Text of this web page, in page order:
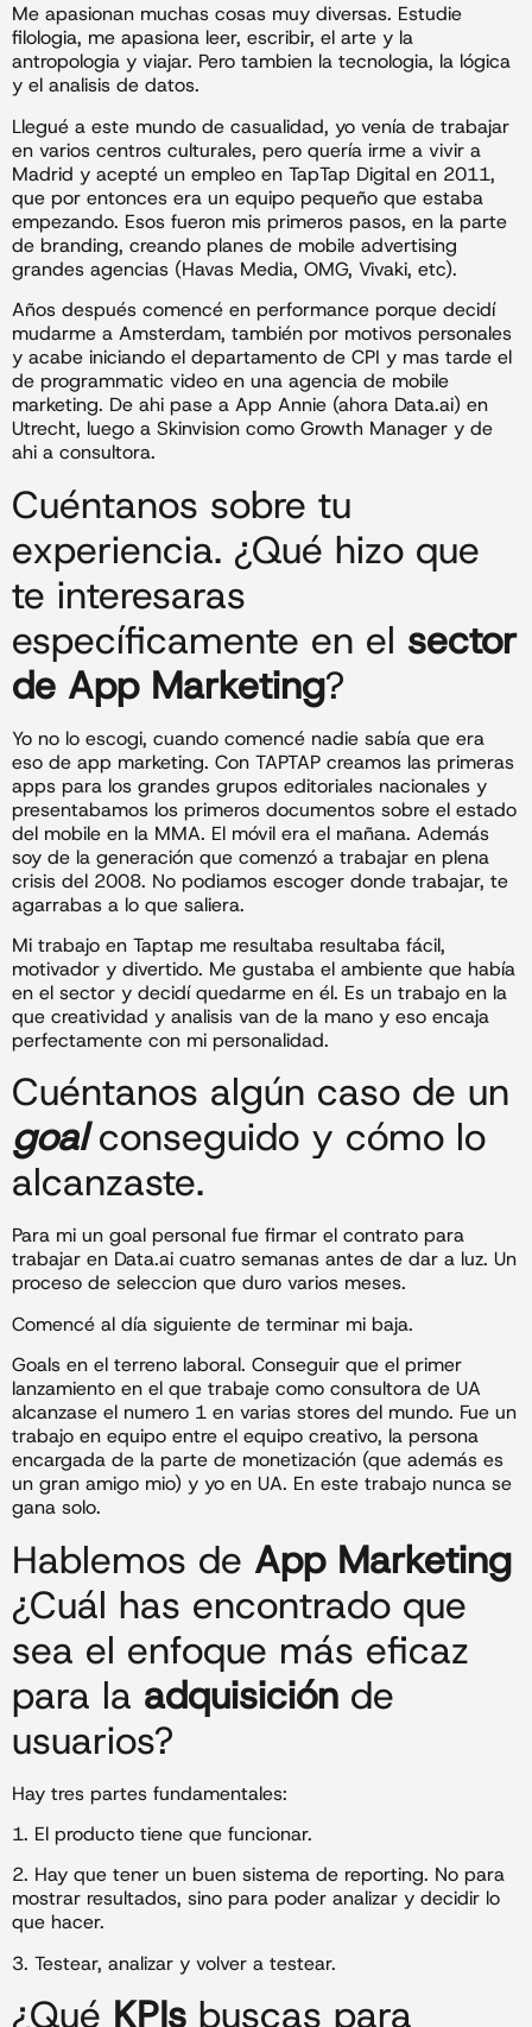
Me apasionan muchas cosas muy diversas. Estudie
filologia, me apasiona leer, escribir, el arte y la
antropologia y viajar. Pero tambien la tecnologia, la lógica
y el analisis de datos.
Llegué a este mundo de casualidad, yo venía de trabajar
en varios centros culturales, pero quería irme a vivir a
Madrid y acepté un empleo en TapTap Digital en 2011,
que por entonces era un equipo pequeño que estaba
empezando. Esos fueron mis primeros pasos, en la parte
de branding, creando planes de mobile advertising
grandes agencias (Havas Media, OMG, Vivaki, etc).
Años después comencé en performance porque decidí
mudarme a Amsterdam, también por motivos personales
y acabe iniciando el departamento de CPI y mas tarde el
de programmatic video en una agencia de mobile
marketing. De ahi pase a App Annie (ahora Data.ai) en
Utrecht, luego a Skinvision como Growth Manager y de
ahi a consultora.
Cuéntanos sobre tu
experiencia. ¿Qué hizo que
te interesaras
específicamente en el sector
de App Marketing?
Yo no lo escogi, cuando comencé nadie sabía que era
eso de app marketing. Con TAPTAP creamos las primeras
apps para los grandes grupos editoriales nacionales y
presentabamos los primeros documentos sobre el estado
del mobile en la MMA. El móvil era el mañana. Además
soy de la generación que comenzó a trabajar en plena
crisis del 2008. No podiamos escoger donde trabajar, te
agarrabas a lo que saliera.
Mi trabajo en Taptap me resultaba resultaba fácil,
motivador y divertido. Me gustaba el ambiente que había
en el sector y decidí quedarme en él. Es un trabajo en la
que creatividad y analisis van de la mano y eso encaja
perfectamente con mi personalidad.
Cuéntanos algún caso de un
goalconseguido y cómo lo
alcanzaste.
Para mi un goal personal fue firmar el contrato para
trabajar en Data.ai cuatro semanas antes de dar a luz. Un
proceso de seleccion que duro varios meses.
Comencé al día siguiente de terminar mi baja.
Goals en el terreno laboral. Conseguir que el primer
lanzamiento en el que trabaje como consultora de UA
alcanzase el numero 1 en varias stores del mundo. Fue un
trabajo en equipo entre el equipo creativo, la persona
encargada de la parte de monetización (que además es
un gran amigo mio) y yo en UA. En este trabajo nunca se
gana solo.
Hablemos de App Marketing
¿Cuál has encontrado que
sea el enfoque más eficaz
para la adquisición de
usuarios?
Hay tres partes fundamentales:
1. El producto tiene que funcionar.
2. Hay que tener un buen sistema de reporting. No para
mostrar resultados, sino para poder analizar y decidir lo
que hacer.
3. Testear, analizar y volver a testear.
¿Qué KPIs buscas para